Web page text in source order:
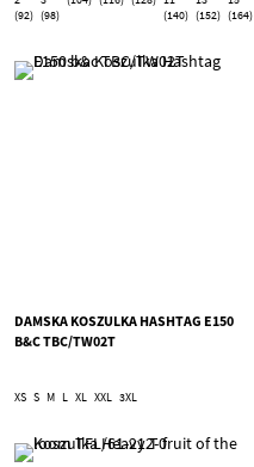
(92) (98)
(140) (152) (164)
DAMSKA KOSZULKA HASHTAG E150
B&C TBC/TW02T
XS S M L XL XXL 3XL